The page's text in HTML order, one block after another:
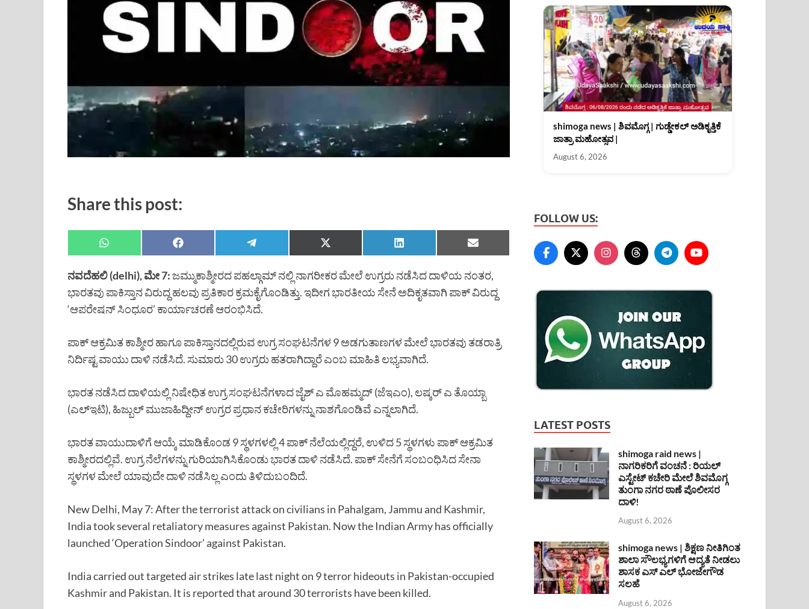
Share this post:
ನವದೆಹಲಿ (delhi), ಮೇ 7:ಜಮ್ಮುಕಾಶ್ಮೀರದ ಪಹಲ್ಗಾಮ್ ನಲ್ಲಿ ನಾಗರೀಕರ ಮೇಲೆ ಉಗ್ರರು ನಡೆಸಿದ ದಾಳಿಯ ನಂತರ,
ಭಾರತವು ಪಾಕಿಸ್ತಾನ ವಿರುದ್ದ ಹಲವು ಪ್ರತಿಕಾರ ಕ್ರಮಕೈಗೊಂಡಿತ್ತು. ಇದೀಗ ಭಾರತೀಯ ಸೇನೆ ಅದಿಕೃತವಾಗಿ ಪಾಕ್ ವಿರುದ್ದ
‘ಆಪರೇಷನ್ ಸಿಂಧೂರ’ ಕಾರ್ಯಾಚರಣೆ ಆರಂಭಿಸಿದೆ.
ಪಾಕ್ ಆಕ್ರಮಿತ ಕಾಶ್ಮೀರ ಹಾಗೂ ಪಾಕಿಸ್ತಾನದಲ್ಲಿರುವ ಉಗ್ರ ಸಂಘಟನೆಗಳ 9 ಅಡಗುತಾಣಗಳ ಮೇಲೆ ಭಾರತವು ತಡರಾತ್ರಿ
ನಿರ್ದಿಷ್ಟ ವಾಯು ದಾಳಿ ನಡೆಸಿದೆ. ಸುಮಾರು 30 ಉಗ್ರರು ಹತರಾಗಿದ್ದಾರೆ ಎಂಬ ಮಾಹಿತಿ ಲಭ್ಯವಾಗಿದೆ.
ಭಾರತ ನಡೆಸಿದ ದಾಳಿಯಲ್ಲಿ ನಿಷೇಧಿತ ಉಗ್ರ ಸಂಘಟನೆಗಳಾದ ಜೈಶ್ ಎ ಮೊಹಮ್ಮದ್ (ಜೆಇಎಂ), ಲಷ್ಕರ್ ಎ ತೊಯ್ಬಾ
(ಎಲ್ಇಟಿ), ಹಿಜ್ಬುಲ್ ಮುಜಾಹಿದ್ದೀನ್ ಉಗ್ರರ ಪ್ರಧಾನ ಕಚೇರಿಗಳನ್ನು ನಾಶಗೊಂಡಿವೆ ಎನ್ನಲಾಗಿದೆ.
ಭಾರತ ವಾಯುದಾಳಿಗೆ ಆಯ್ಕೆ ಮಾಡಿಕೊಂಡ 9 ಸ್ಥಳಗಳಲ್ಲಿ 4 ಪಾಕ್ ನೆಲೆಯಲ್ಲಿದ್ದರೆ, ಉಳಿದ 5 ಸ್ಥಳಗಳು ಪಾಕ್ ಆಕ್ರಮಿತ
ಕಾಶ್ಮೀರದಲ್ಲಿವೆ. ಉಗ್ರ ನೆಲೆಗಳನ್ನು ಗುರಿಯಾಗಿಸಿಕೊಂಡು ಭಾರತ ದಾಳಿ ನಡೆಸಿದೆ. ಪಾಕ್ ಸೇನೆಗೆ ಸಂಬಂಧಿಸಿದ ಸೇನಾ
ಸ್ಥಳಗಳ ಮೇಲೆ ಯಾವುದೇ ದಾಳಿ ನಡೆಸಿಲ್ಲ ಎಂದು ತಿಳಿದುಬಂದಿದೆ.
New Delhi, May 7: After the terrorist attack on civilians in Pahalgam, Jammu and Kashmir,
India took several retaliatory measures against Pakistan. Now the Indian Army has officially
launched ‘Operation Sindoor’ against Pakistan.
India carried out targeted air strikes late last night on 9 terror hideouts in Pakistan-occupied
Kashmir and Pakistan. It is reported that around 30 terrorists have been killed.
shimoga news | ಶಿವಮೊಗ್ಗ | ಗುಡ್ಡೇಕಲ್ ಅಡಿಕೃತ್ತಿಕೆ
ಜಾತ್ರಾ ಮಹೋತ್ಸವ |
August 6, 2026
FOLLOW US:
LATEST POSTS
shimoga raid news |
ನಾಗರಿಕರಿಗೆ ವಂಚನೆ : ರಿಯಲ್
ಎಸ್ಟೇಟ್ ಕಚೇರಿ ಮೇಲೆ ಶಿವಮೊಗ್ಗ
ತುಂಗಾ ನಗರ ಠಾಣೆ ಪೊಲೀಸರ
ದಾಳಿ!
August 6, 2026
shimoga news | ಶಿಕ್ಷಣ ನೀತಿಗಿಂತ
ಶಾಲಾ ಸೌಲಭ್ಯಗಳಿಗೆ ಆದ್ಯತೆ ನೀಡಲು
ಶಾಸಕ ಎಸ್ ಎಲ್ ಭೋಜೇಗೌಡ
ಸಲಹೆ
August 6, 2026